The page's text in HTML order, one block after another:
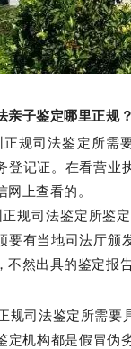
亲子鉴定哪里正规
正规司法鉴定所需
登记证。在看营业
网上查看的。
规司法鉴定所鉴
要有当地司法厅颁
不然出具的鉴定报
规司法鉴定所需要
定机构都是假冒伪